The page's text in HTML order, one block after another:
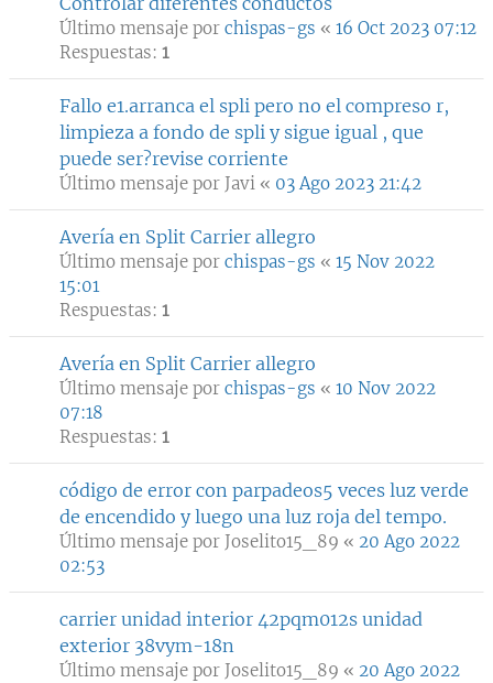
Último mensaje por chispas-gs « 16 Oct 2023 07:12
Respuestas: 1
Fallo e1.arranca el spli pero no el compreso r,
limpieza a fondo de spli y sigue igual , que
puede ser?revise corriente
Último mensaje por Javi « 03 Ago 2023 21:42
Avería en Split Carrier allegro
Último mensaje por chispas-gs « 15 Nov 2022
15:01
Respuestas: 1
Avería en Split Carrier allegro
Último mensaje por chispas-gs « 10 Nov 2022
07:18
Respuestas: 1
código de error con parpadeos5 veces luz verde
de encendido y luego una luz roja del tempo.
Último mensaje por Joselito15_89 « 20 Ago 2022
02:53
carrier unidad interior 42pqm012s unidad
exterior 38vym-18n
Último mensaje por Joselito15_89 « 20 Ago 2022